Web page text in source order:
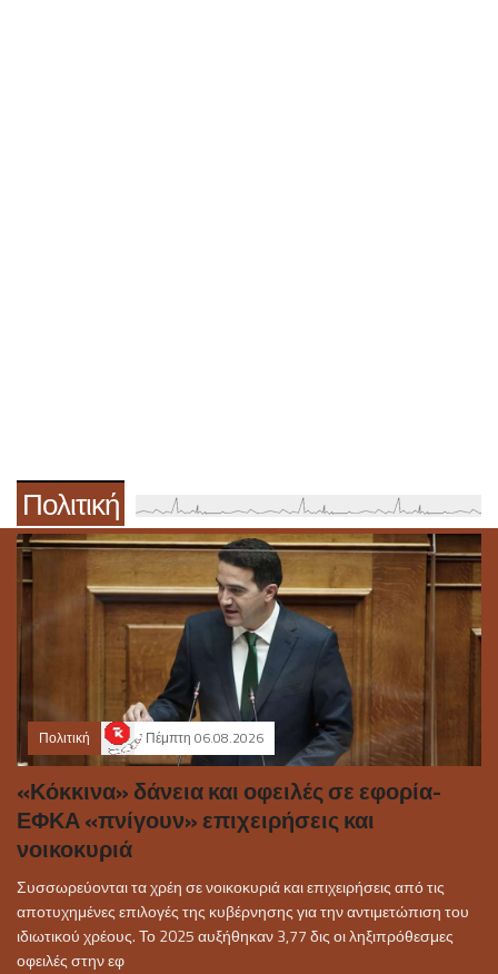
Πολιτική
Πολιτική Πέμπτη 06.08.2026
«Κόκκινα» δάνεια και οφειλές σε εφορία-
ΕΦΚΑ «πνίγουν» επιχειρήσεις και
νοικοκυριά
Συσσωρεύονται τα χρέη σε νοικοκυριά και επιχειρήσεις από τις
αποτυχημένες επιλογές της κυβέρνησης για την αντιμετώπιση του
ιδιωτικού χρέους. Το 2025 αυξήθηκαν 3,77 δις οι ληξιπρόθεσμες
οφειλές στην εφ